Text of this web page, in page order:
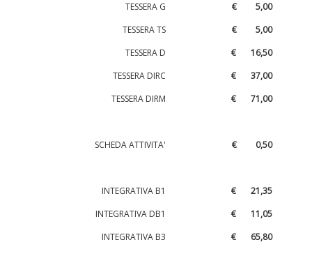
Tiziano Pesce a Radio InBlu2000 traccia il bilancio della stagione
TESSERA G
€ 5,00
TESSERA TS
€ 5,00
TESSERA D
€ 16,50
TESSERA DIRC
€ 37,00
TESSERA DIRM
€ 71,00
SCHEDA ATTIVITA' € 0,50
INTEGRATIVA B1
€ 21,35
INTEGRATIVA DB1
€ 11,05
INTEGRATIVA B3
€ 65,80